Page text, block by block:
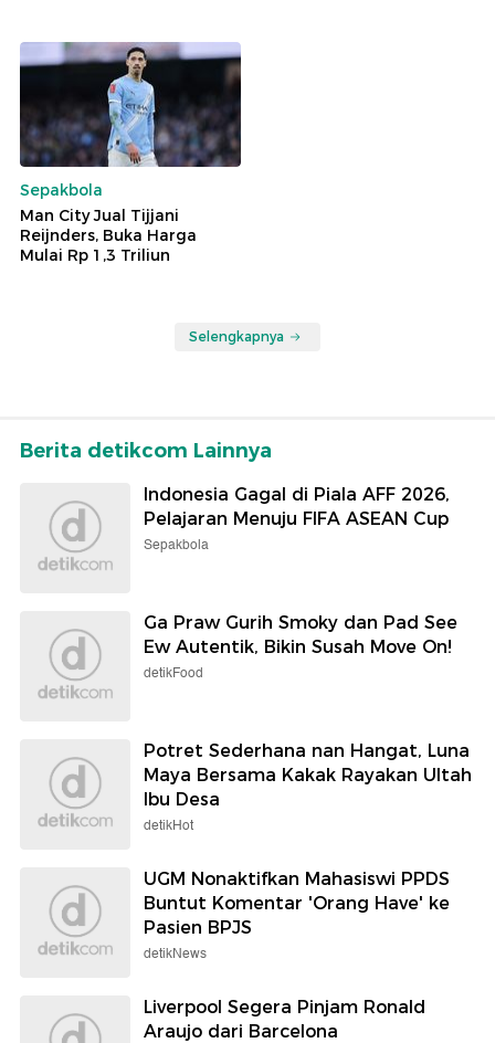
Sepakbola
Man City Jual Tijjani
Reijnders, Buka Harga
Mulai Rp 1,3 Triliun
Selengkapnya
Berita detikcom Lainnya
Indonesia Gagal di Piala AFF 2026,
Pelajaran Menuju FIFA ASEAN Cup
Sepakbola
Ga Praw Gurih Smoky dan Pad See
Ew Autentik, Bikin Susah Move On!
detikFood
Potret Sederhana nan Hangat, Luna
Maya Bersama Kakak Rayakan Ultah
Ibu Desa
detikHot
UGM Nonaktifkan Mahasiswi PPDS
Buntut Komentar 'Orang Have' ke
Pasien BPJS
detikNews
Liverpool Segera Pinjam Ronald
Araujo dari Barcelona